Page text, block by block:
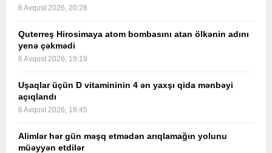
6 Avqust 2026, 20:28
Quterreş Hirosimaya atom bombasını atan ölkənin adını
yenə çəkmədi
6 Avqust 2026, 19:19
Uşaqlar üçün D vitamininin 4 ən yaxşı qida mənbəyi
açıqlandı
6 Avqust 2026, 18:45
Alimlər hər gün məşq etmədən arıqlamağın yolunu
müəyyən etdilər